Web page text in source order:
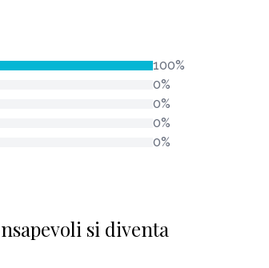
100%
0%
0%
0%
0%
si diventa